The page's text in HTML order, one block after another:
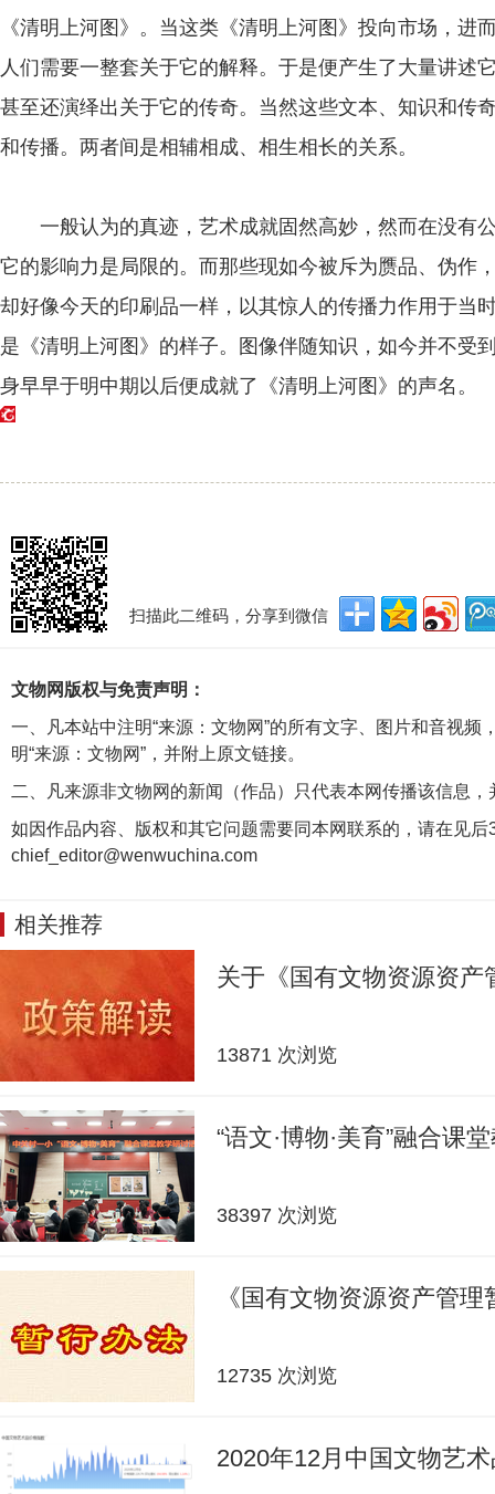
《清明上河图》。当这类《清明上河图》投向市场，进
人们需要一整套关于它的解释。于是便产生了大量讲述
甚至还演绎出关于它的传奇。当然这些文本、知识和传
和传播。两者间是相辅相成、相生相长的关系。
一般认为的真迹，艺术成就固然高妙，然而在没有
它的影响力是局限的。而那些现如今被斥为赝品、伪作
却好像今天的印刷品一样，以其惊人的传播力作用于当
是《清明上河图》的样子。图像伴随知识，如今并不受
身早早于明中期以后便成就了《清明上河图》的声名。
扫描此二维码，分享到微信
文物网版权与免责声明：
一、凡本站中注明“来源：文物网”的所有文字、图片和音视
明“来源：文物网”，并附上原文链接。
二、凡来源非文物网的新闻（作品）只代表本网传播该信息
如因作品内容、版权和其它问题需要同本网联系的，请在见后
chief_editor@wenwuchina.com
相关推荐
关于《国有文物资源资
13871 次浏览
“语文·博物·美育”融合课
38397 次浏览
《国有文物资源资产管
12735 次浏览
2020年12月中国文物艺